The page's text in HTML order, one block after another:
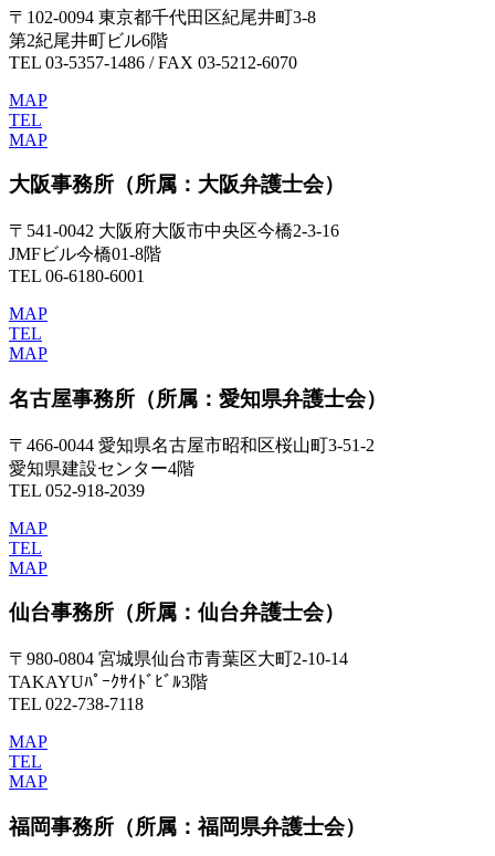
〒102-0094 東京都千代田区紀尾井町3-8
第2紀尾井町ビル6階
TEL 03-5357-1486 / FAX 03-5212-6070
MAP
TEL
MAP
大阪事務所 （所属：大阪弁護士会）
〒541-0042 大阪府大阪市中央区今橋2-3-16
JMFビル今橋01-8階
TEL 06-6180-6001
MAP
TEL
MAP
名古屋事務所 （所属：愛知県弁護士会）
〒466-0044 愛知県名古屋市昭和区桜山町3-51-2
愛知県建設センター4階
TEL 052-918-2039
MAP
TEL
MAP
仙台事務所 （所属：仙台弁護士会）
〒980-0804 宮城県仙台市青葉区大町2-10-14
TAKAYUﾊﾟｰｸｻｲﾄﾞﾋﾞﾙ3階
TEL 022-738-7118
MAP
TEL
MAP
福岡事務所 （所属：福岡県弁護士会）